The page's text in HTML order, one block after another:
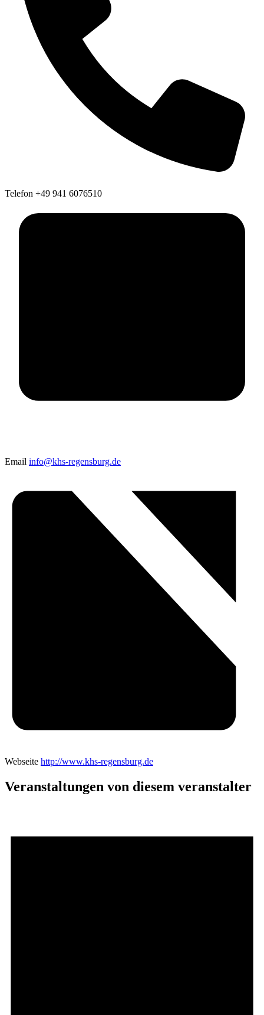
Telefon +49 941 6076510
Email info@khs-regensburg.de
Webseite http://www.khs-regensburg.de
Veranstaltungen von diesem veranstalter